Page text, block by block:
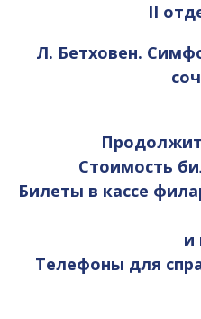
II
Л. Бетховен.
Стоимость
Билеты в кассе
и
Телефоны для